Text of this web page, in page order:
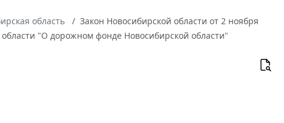
область
Закон Новосибирской области от 2 ноября
"О дорожном фонде Новосибирской области"